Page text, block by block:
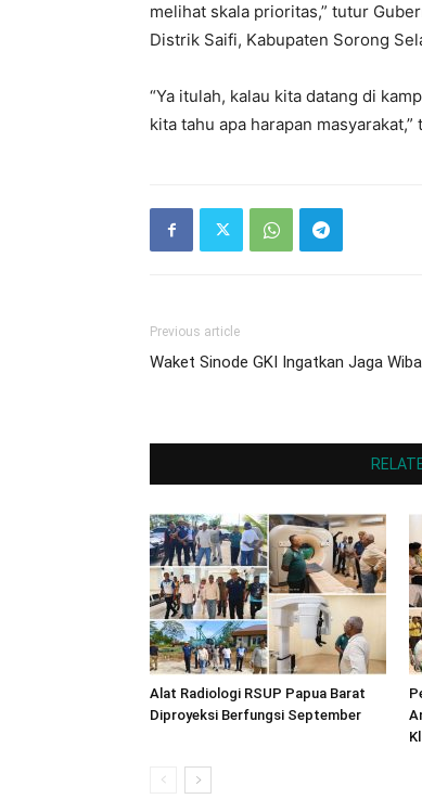
melihat skala prioritas,” tutur
Distrik Saifi, Kabupaten Sorong
“Ya itulah, kalau kita datang di
kita tahu apa harapan
Previous article
Waket Sinode GKI Ingatkan Jaga
Alat Radiologi RSUP Papua Barat
Diproyeksi Berfungsi September